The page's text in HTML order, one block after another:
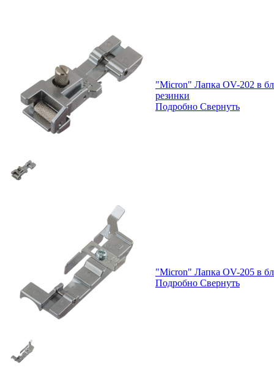
"Micron" Лапка OV-202 в
резинки
Подробно Свернуть
"Micron" Лапка OV-205 в
Подробно Свернуть